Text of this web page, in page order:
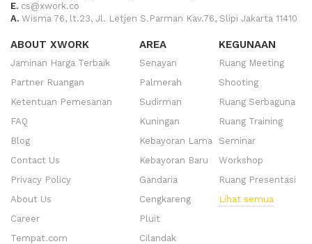
E. cs@xwork.co
A. Wisma 76, lt.23, Jl. Letjen S.Parman Kav.76, Slipi Jakarta 11410
ABOUT XWORK
Jaminan Harga Terbaik
Partner Ruangan
Ketentuan Pemesanan
FAQ
Blog
Contact Us
Privacy Policy
About Us
Career
Tempat.com
AREA
Senayan
Palmerah
Sudirman
Kuningan
Kebayoran Lama
Kebayoran Baru
Gandaria
Cengkareng
Pluit
Cilandak
KEGUNAAN
Ruang Meeting
Shooting
Ruang Serbaguna
Ruang Training
Seminar
Workshop
Ruang Presentasi
Lihat semua